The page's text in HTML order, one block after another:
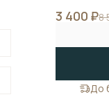
3 400 ₽8
До